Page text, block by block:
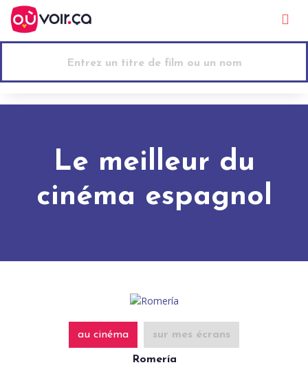
Go to main content
Le meilleur du
cinéma espagnol
au cinéma sur mes écrans
Romería